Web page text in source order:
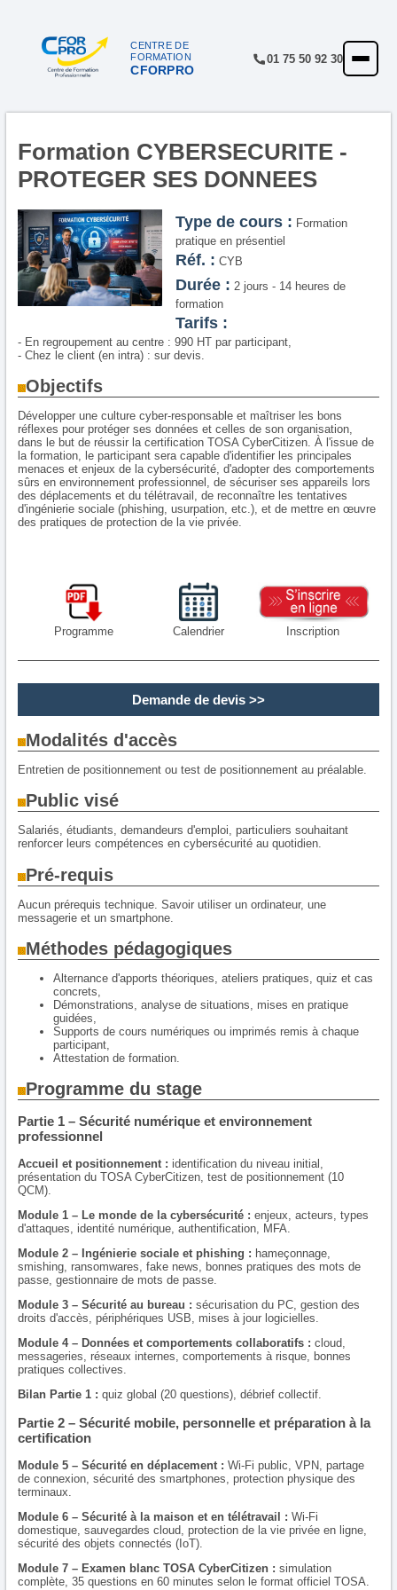
CENTRE DE
FORMATION
CFORPRO
01 75 50 92 30
ACCUEIL
NOTRE OFFRE
RÉFÉRENCES
Formation CYBERSECURITE -
PROTEGER SES DONNEES
Type de cours : Formation
pratique en présentiel
Réf. : CYB
Durée : 2 jours - 14 heures de
formation
Tarifs :
- En regroupement au centre : 990 HT par participant,
- Chez le client (en intra) : sur devis.
Objectifs
Développer une culture cyber-responsable et maîtriser les bons
réflexes pour protéger ses données et celles de son organisation,
dans le but de réussir la certification TOSA CyberCitizen. À l'issue de
la formation, le participant sera capable d'identifier les principales
menaces et enjeux de la cybersécurité, d'adopter des comportements
sûrs en environnement professionnel, de sécuriser ses appareils lors
des déplacements et du télétravail, de reconnaître les tentatives
d'ingénierie sociale (phishing, usurpation, etc.), et de mettre en œuvre
des pratiques de protection de la vie privée.
Programme Calendrier Inscription
Demande de devis >>
Modalités d'accès
Entretien de positionnement ou test de positionnement au préalable.
Public visé
Salariés, étudiants, demandeurs d'emploi, particuliers souhaitant
renforcer leurs compétences en cybersécurité au quotidien.
Pré-requis
Aucun prérequis technique. Savoir utiliser un ordinateur, une
messagerie et un smartphone.
Méthodes pédagogiques
Alternance d'apports théoriques, ateliers pratiques, quiz et cas
concrets,
Démonstrations, analyse de situations, mises en pratique
guidées,
Supports de cours numériques ou imprimés remis à chaque
participant,
Attestation de formation.
Programme du stage
Partie 1 – Sécurité numérique et environnement
professionnel
Accueil et positionnement : identification du niveau initial,
présentation du TOSA CyberCitizen, test de positionnement (10
QCM).
Module 1 – Le monde de la cybersécurité : enjeux, acteurs, types
d'attaques, identité numérique, authentification, MFA.
Module 2 – Ingénierie sociale et phishing : hameçonnage,
smishing, ransomwares, fake news, bonnes pratiques des mots de
passe, gestionnaire de mots de passe.
Module 3 – Sécurité au bureau : sécurisation du PC, gestion des
droits d'accès, périphériques USB, mises à jour logicielles.
Module 4 – Données et comportements collaboratifs : cloud,
messageries, réseaux internes, comportements à risque, bonnes
pratiques collectives.
Bilan Partie 1 : quiz global (20 questions), débrief collectif.
Partie 2 – Sécurité mobile, personnelle et préparation à la
certification
Module 5 – Sécurité en déplacement : Wi-Fi public, VPN, partage
de connexion, sécurité des smartphones, protection physique des
terminaux.
Module 6 – Sécurité à la maison et en télétravail : Wi-Fi
domestique, sauvegardes cloud, protection de la vie privée en ligne,
sécurité des objets connectés (IoT).
Module 7 – Examen blanc TOSA CyberCitizen : simulation
complète, 35 questions en 60 minutes selon le format officiel TOSA.